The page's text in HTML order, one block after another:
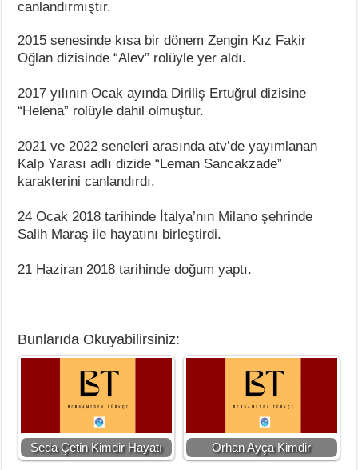
canlandırmıştır.
2015 senesinde kısa bir dönem Zengin Kız Fakir
Oğlan dizisinde “Alev” rolüyle yer aldı.
2017 yılının Ocak ayında Diriliş Ertuğrul dizisine
“Helena” rolüyle dahil olmuştur.
2021 ve 2022 seneleri arasında atv’de yayımlanan
Kalp Yarası adlı dizide “Leman Sancakzade”
karakterini canlandırdı.
24 Ocak 2018 tarihinde İtalya’nın Milano şehrinde
Salih Maraş ile hayatını birleştirdi.
21 Haziran 2018 tarihinde doğum yaptı.
Bunlarıda Okuyabilirsiniz:
Seda Çetin Kimdir Hayatı Orhan Ayça Kimdir